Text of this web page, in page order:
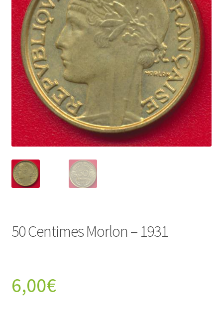
50 Centimes Morlon – 1931
6,00€